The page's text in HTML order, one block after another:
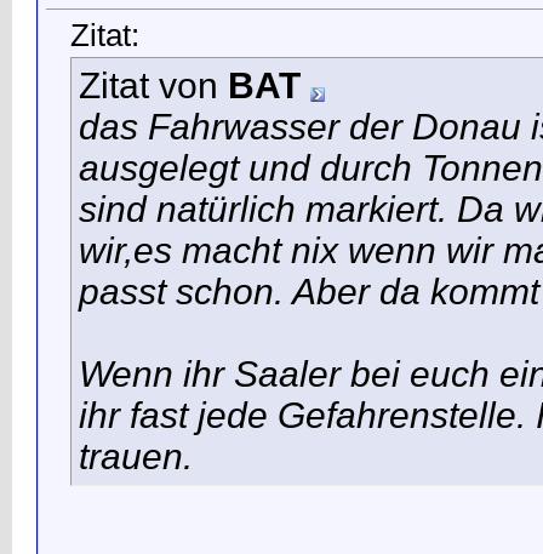
Zitat:
Zitat von BAT
das Fahrwasser der Donau
ausgelegt und durch
sind natürlich markiert. Da
wir,es macht nix wenn wir
passt schon. Aber da
Wenn ihr Saaler bei euch
ihr fast jede Gefahrenstelle.
trauen.